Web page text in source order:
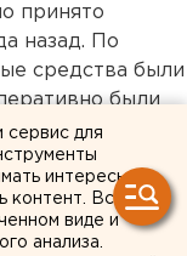
принято
назад. По
средства были
были
процедуры.
сервис для
интересы
контент. Вся
виде и
анализа.